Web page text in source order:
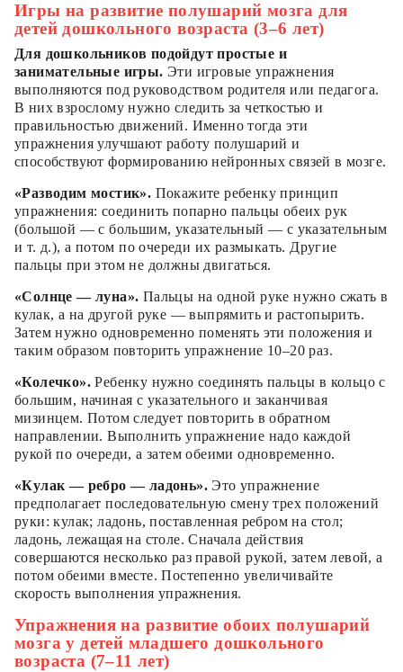
Игры на развитие полушарий мозга для
детей дошкольного возраста (3–6 лет)
Для дошкольников подойдут простые и
занимательные игры. Эти игровые упражнения
выполняются под руководством родителя или педагога.
В них взрослому нужно следить за четкостью и
правильностью движений. Именно тогда эти
упражнения улучшают работу полушарий и
способствуют формированию нейронных связей в мозге.
«Разводим мостик». Покажите ребенку принцип
упражнения: соединить попарно пальцы обеих рук
(большой — с большим, указательный — с указательным
и т. д.), а потом по очереди их размыкать. Другие
пальцы при этом не должны двигаться.
«Солнце — луна». Пальцы на одной руке нужно сжать в
кулак, а на другой руке — выпрямить и растопырить.
Затем нужно одновременно поменять эти положения и
таким образом повторить упражнение 10–20 раз.
«Колечко». Ребенку нужно соединять пальцы в кольцо с
большим, начиная с указательного и заканчивая
мизинцем. Потом следует повторить в обратном
направлении. Выполнить упражнение надо каждой
рукой по очереди, а затем обеими одновременно.
«Кулак — ребро — ладонь». Это упражнение
предполагает последовательную смену трех положений
руки: кулак; ладонь, поставленная ребром на стол;
ладонь, лежащая на столе. Сначала действия
совершаются несколько раз правой рукой, затем левой, а
потом обеими вместе. Постепенно увеличивайте
скорость выполнения упражнения.
Упражнения на развитие обоих полушарий
мозга у детей младшего дошкольного
возраста (7–11 лет)